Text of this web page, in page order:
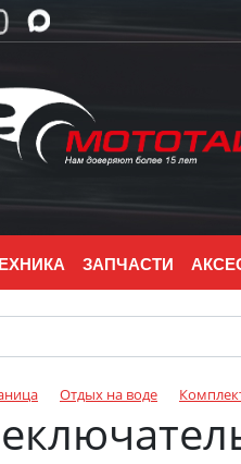
ЗАПЧАСТИ
Отдых на воде